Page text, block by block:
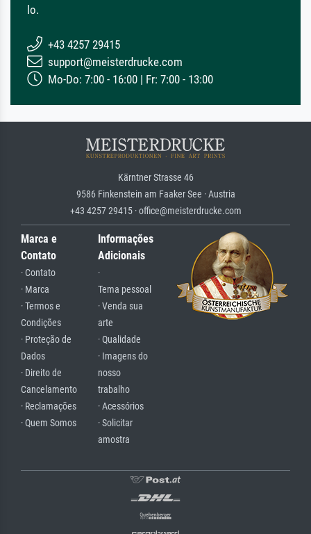
lo.
+43 4257 29415
support@meisterdrucke.com
Mo-Do: 7:00 - 16:00 | Fr: 7:00 - 13:00
Kärntner Strasse 46
9586 Finkenstein am Faaker See · Austria
+43 4257 29415 · office@meisterdrucke.com
Marca e
Contato
· Contato
· Marca
· Termos e
Condições
· Proteção de
Dados
· Direito de
Cancelamento
· Reclamações
· Quem Somos
Informações
Adicionais
·
Tema pessoal
· Venda sua
arte
· Qualidade
· Imagens do
nosso
trabalho
· Acessórios
· Solicitar
amostra